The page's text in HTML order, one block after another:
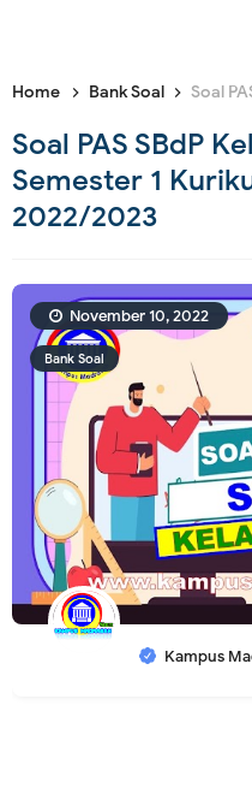
Home Bank Soal Soal PAS
Soal PAS SBdP
Semester 1
2022/2023
Bank Soal
Kampus
November 10, 2022